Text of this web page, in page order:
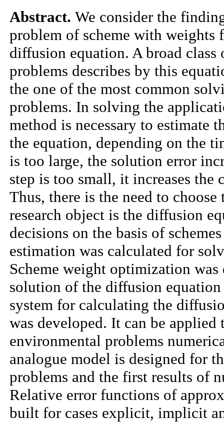
Abstract. We consider the
problem of scheme with weights
diffusion equation. A broad
problems describes by this
the one of the most common
problems. In solving the
method is necessary to estimate
the equation, depending on the
is too large, the solution error
step is too small, it increases
Thus, there is the need to
research object is the diffusion
decisions on the basis of
estimation was calculated for
Scheme weight optimization
solution of the diffusion
system for calculating the
was developed. It can be
environmental problems
analogue model is designed for
problems and the first results of
Relative error functions of
built for cases explicit, implicit